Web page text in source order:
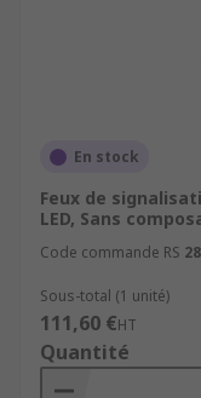
En stock
Feux de
LED, Sans
Code commande RS
Sous-total (1 unité)
111,60 €HT
Quantité